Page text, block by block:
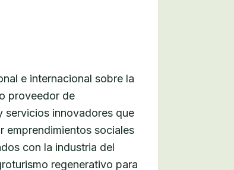
e internacional sobre la
proveedor de
innovadores que
emprendimientos sociales
con la industria del
regenerativo para